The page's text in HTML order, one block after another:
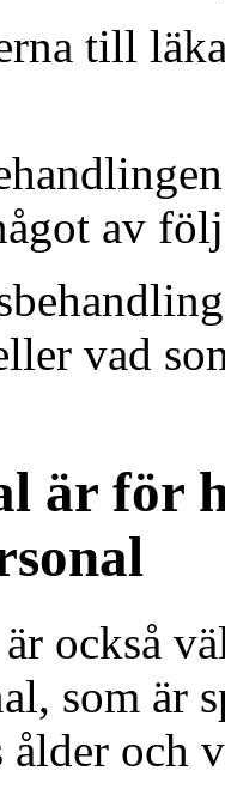
till
av
vad
är för
också
som är
ålder och